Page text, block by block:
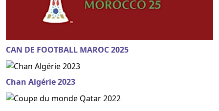
CAN DE FOOTBALL MAROC 2025
Chan Algérie 2023